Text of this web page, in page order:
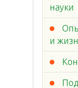
науки
и